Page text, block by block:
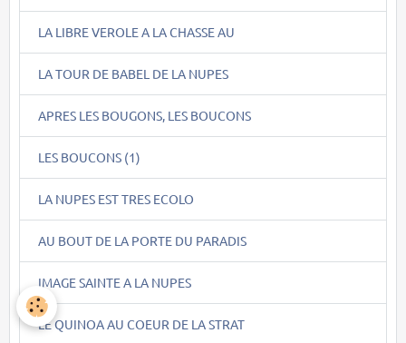
LA LIBRE VEROLE A LA CHASSE AU
LA TOUR DE BABEL DE LA NUPES
APRES LES BOUGONS, LES BOUCONS
LES BOUCONS (1)
LA NUPES EST TRES ECOLO
AU BOUT DE LA PORTE DU PARADIS
IMAGE SAINTE A LA NUPES
LE QUINOA AU COEUR DE LA STRAT